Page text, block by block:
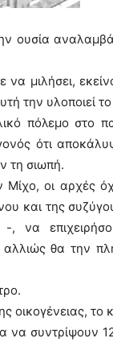
ουσία
μιλήσει,
την υλοποιεί το
πόλεμο στο
ότι
τη σιωπή.
Μίχο, οι αρχές
και της
-, να
θα την
οικογένειας, το
να συντρίψουν